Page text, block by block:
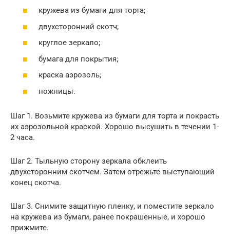
кружева из бумаги для торта;
двухсторонний скотч;
круглое зеркало;
бумага для покрытия;
краска аэрозоль;
ножницы.
Шаг 1. Возьмите кружева из бумаги для торта и покрасть
их аэрозольной краской. Хорошо высушить в течении 1-
2 часа.
Шаг 2. Тыльную сторону зеркала обклеить
двухсторонним скотчем. Затем отрежьте выступающий
конец скотча.
Шаг 3. Снимите защитную пленку, и поместите зеркало
на кружева из бумаги, ранее покрашенные, и хорошо
прижмите.